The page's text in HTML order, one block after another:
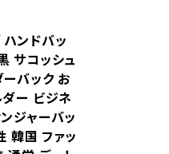
ンドバッ
サコッシュ
バック お
ー ビジネ
ジャーバッ
韓国 ファッ